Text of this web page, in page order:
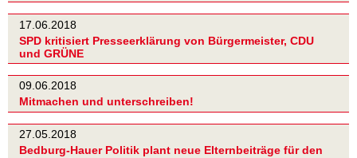
17.06.2018
SPD kritisiert Presseerklärung von Bürgermeister, CDU
und GRÜNE
09.06.2018
Mitmachen und unterschreiben!
27.05.2018
Bedburg-Hauer Politik plant neue Elternbeiträge für den